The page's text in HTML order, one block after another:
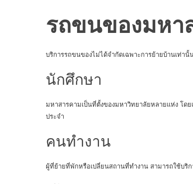
รถขนของมหา
บริการรถขนของไม่ได้จำกัดเฉพาะการย้ายบ้านเท่า
นักศึกษา
มหาสารคามเป็นที่ตั้งของมหาวิทยาลัยหลายแห่ง โ
ประจำ
คนทำงาน
ผู้ที่ย้ายที่พักหรือเปลี่ยนสถานที่ทำงาน สามารถใช้บริ